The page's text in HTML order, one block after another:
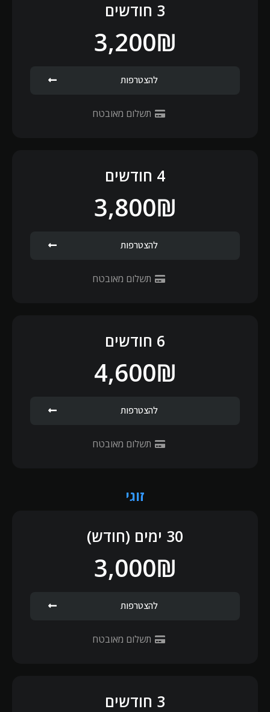
3 חודשים
3,200₪
להצטרפות
תשלום מאובטח
4 חודשים
3,800₪
להצטרפות
תשלום מאובטח
6 חודשים
4,600₪
להצטרפות
תשלום מאובטח
זוגי
30 ימים (חודש)
3,000₪
להצטרפות
תשלום מאובטח
3 חודשים